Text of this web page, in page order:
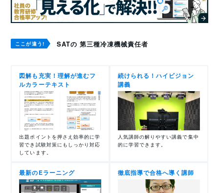
ここが違う! SATの 第三種冷凍機械責任者
図解も充実！理解が進むフ
ルカラーテキスト
出題ポイントを押さえ効率的に学
習でき試験対策にもしっかり対応
しています。
続けられる！ハイビジョン
講義
人気講師の解りやすい講義で集中
的に学習できます。
最新のEラーニング 徹底指導で合格へ導く講師